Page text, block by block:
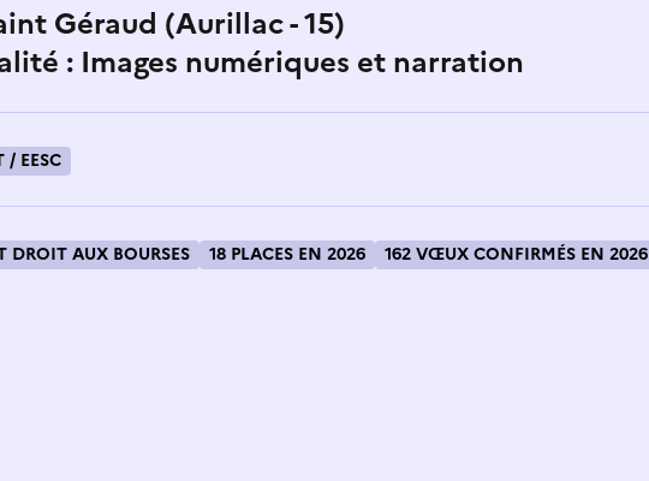
Géraud (Aurillac - 15)
: Images numériques et narration
/ EESC
AUX BOURSES 18 PLACES EN 2026 162 VŒUX CONFIRMÉS EN 2026